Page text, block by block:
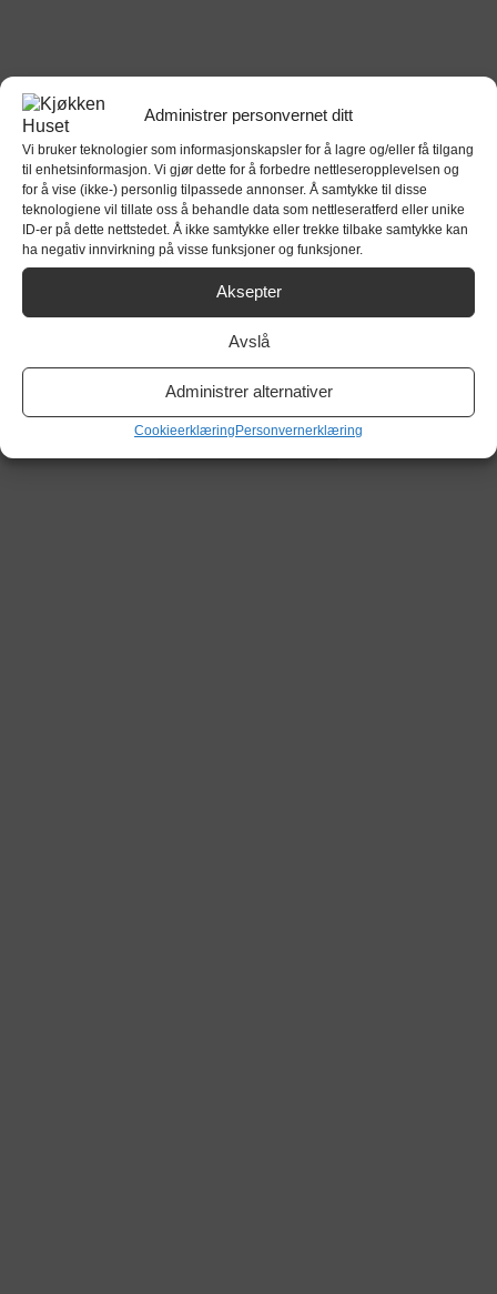
Administrer personvernet ditt
Vi bruker teknologier som informasjonskapsler for å lagre og/eller få tilgang
til enhetsinformasjon. Vi gjør dette for å forbedre nettleseropplevelsen og
for å vise (ikke-) personlig tilpassede annonser. Å samtykke til disse
teknologiene vil tillate oss å behandle data som nettleseratferd eller unike
ID-er på dette nettstedet. Å ikke samtykke eller trekke tilbake samtykke kan
ha negativ innvirkning på visse funksjoner og funksjoner.
Aksepter
Avslå
Administrer alternativer
CookieerklæringPersonvernerklæring
Bestill en tegnetime